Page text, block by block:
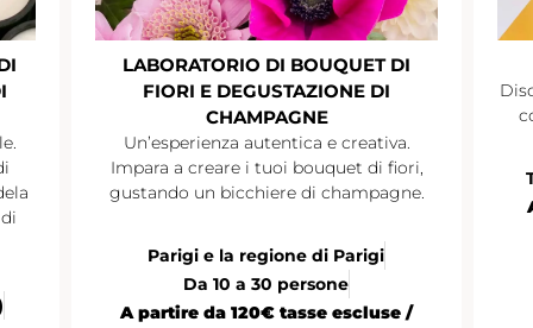
LABORATORIO DI BOUQUET DI
FIORI E DEGUSTAZIONE DI
CHAMPAGNE
Un’esperienza autentica e creativa.
Impara a creare i tuoi bouquet di fiori,
gustando un bicchiere di champagne.
Parigi e la regione di Parigi
Da 10 a 30 persone
A partire da 120€ tasse escluse /